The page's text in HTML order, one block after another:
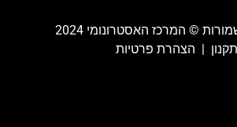
©️ המרכז האסטרונומי 2024
תקנון | הצהרת פרטיות